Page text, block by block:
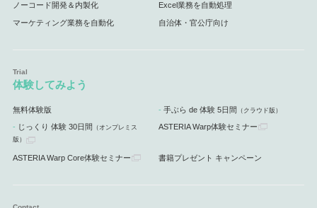
ノーコード開発＆内製化 Excel業務を自動処理
マーケティング業務を自動化 自治体・官公庁向け
体験してみよう
無料体験版 手ぶら de 体験 5日間 （クラウド版）
じっくり 体験 30日間 （オンプレミス
版）
ASTERIA Warp体験セミナー
ASTERIA Warp Core体験セミナー 書籍プレゼント キャンペーン